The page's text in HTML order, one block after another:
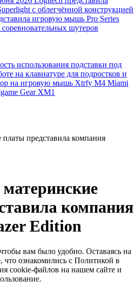
с облегчённой конструкцией
игровую мышь Pro Series
шутеров
использования подставки под
на клавиатуре для подростков и
на игровую мышь Xtrfy M4 Miami
Gear XM1
представила компания
компания
Edition
вам было удобно. Оставаясь на
что ознакомились с Политикой в
cookie-файлов на нашем сайте и